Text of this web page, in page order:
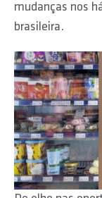
mudanças nos
brasileira.